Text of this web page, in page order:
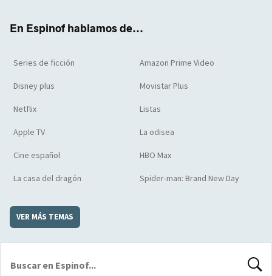
En Espinof hablamos de...
Series de ficción Amazon Prime Video
Disney plus Movistar Plus
Netflix Listas
Apple TV La odisea
Cine español HBO Max
La casa del dragón Spider-man: Brand New Day
VER MÁS TEMAS